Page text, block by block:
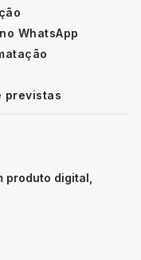
WhatsApp
previstas
produto digital,